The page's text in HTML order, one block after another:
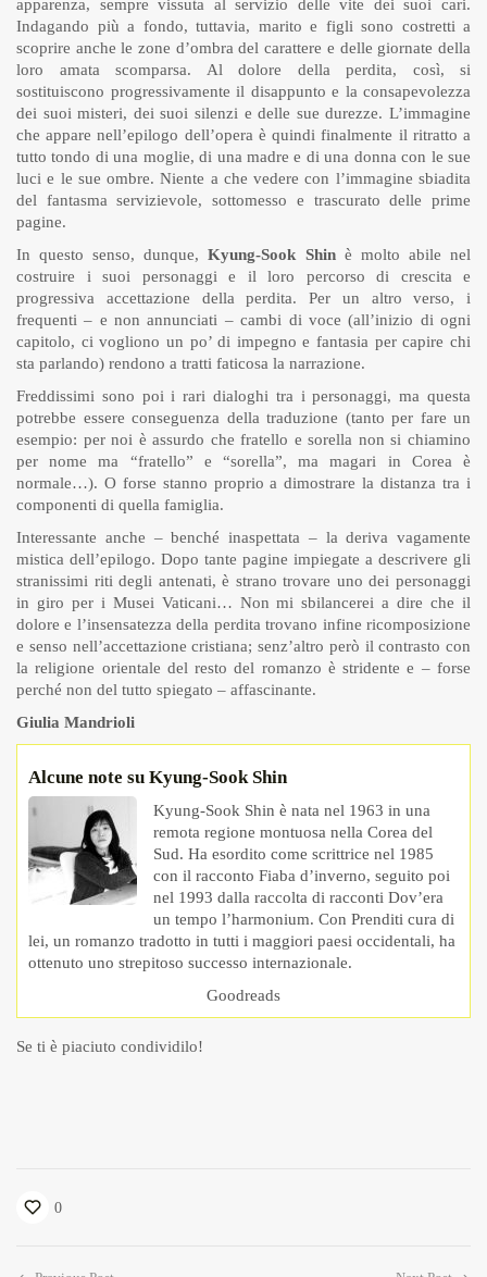
apparenza, sempre vissuta al servizio delle vite dei suoi cari.
Indagando più a fondo, tuttavia, marito e figli sono costretti a
scoprire anche le zone d’ombra del carattere e delle giornate della
loro amata scomparsa. Al dolore della perdita, così, si
sostituiscono progressivamente il disappunto e la consapevolezza
dei suoi misteri, dei suoi silenzi e delle sue durezze. L’immagine
che appare nell’epilogo dell’opera è quindi finalmente il ritratto a
tutto tondo di una moglie, di una madre e di una donna con le sue
luci e le sue ombre. Niente a che vedere con l’immagine sbiadita
del fantasma servizievole, sottomesso e trascurato delle prime
pagine.
In questo senso, dunque,Kyung-Sook Shinè molto abile nel
costruire i suoi personaggi e il loro percorso di crescita e
progressiva accettazione della perdita. Per un altro verso, i
frequenti – e non annunciati – cambi di voce (all’inizio di ogni
capitolo, ci vogliono un po’ di impegno e fantasia per capire chi
sta parlando) rendono a tratti faticosa la narrazione.
Freddissimi sono poi i rari dialoghi tra i personaggi, ma questa
potrebbe essere conseguenza della traduzione (tanto per fare un
esempio: per noi è assurdo che fratello e sorella non si chiamino
per nome ma “fratello” e “sorella”, ma magari in Corea è
normale…). O forse stanno proprio a dimostrare la distanza tra i
componenti di quella famiglia.
Interessante anche – benché inaspettata – la deriva vagamente
mistica dell’epilogo. Dopo tante pagine impiegate a descrivere gli
stranissimi riti degli antenati, è strano trovare uno dei personaggi
in giro per i Musei Vaticani… Non mi sbilancerei a dire che il
dolore e l’insensatezza della perdita trovano infine ricomposizione
e senso nell’accettazione cristiana; senz’altro però il contrasto con
la religione orientale del resto del romanzo è stridente e – forse
perché non del tutto spiegato – affascinante.
Giulia Mandrioli
Alcune note su Kyung-Sook Shin
Kyung-Sook Shin è nata nel 1963 in una
remota regione montuosa nella Corea del
Sud. Ha esordito come scrittrice nel 1985
con il racconto Fiaba d’inverno, seguito poi
nel 1993 dalla raccolta di racconti Dov’era
un tempo l’harmonium. Con Prenditi cura di
lei, un romanzo tradotto in tutti i maggiori paesi occidentali, ha
ottenuto uno strepitoso successo internazionale.
Goodreads
Se ti è piaciuto condividilo!
0